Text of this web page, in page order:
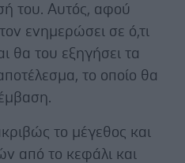
του. Aυτός, αφού
ενημερώσει σε ό,τι
θα του εξηγήσει τα
το οποίο θα
το μέγεθος και
από το κεφάλι και